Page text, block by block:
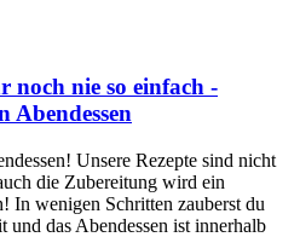
noch nie so einfach -
Unsere Rezepte sind nicht
die Zubereitung wird ein
In wenigen Schritten zauberst du
und das Abendessen ist innerhalb